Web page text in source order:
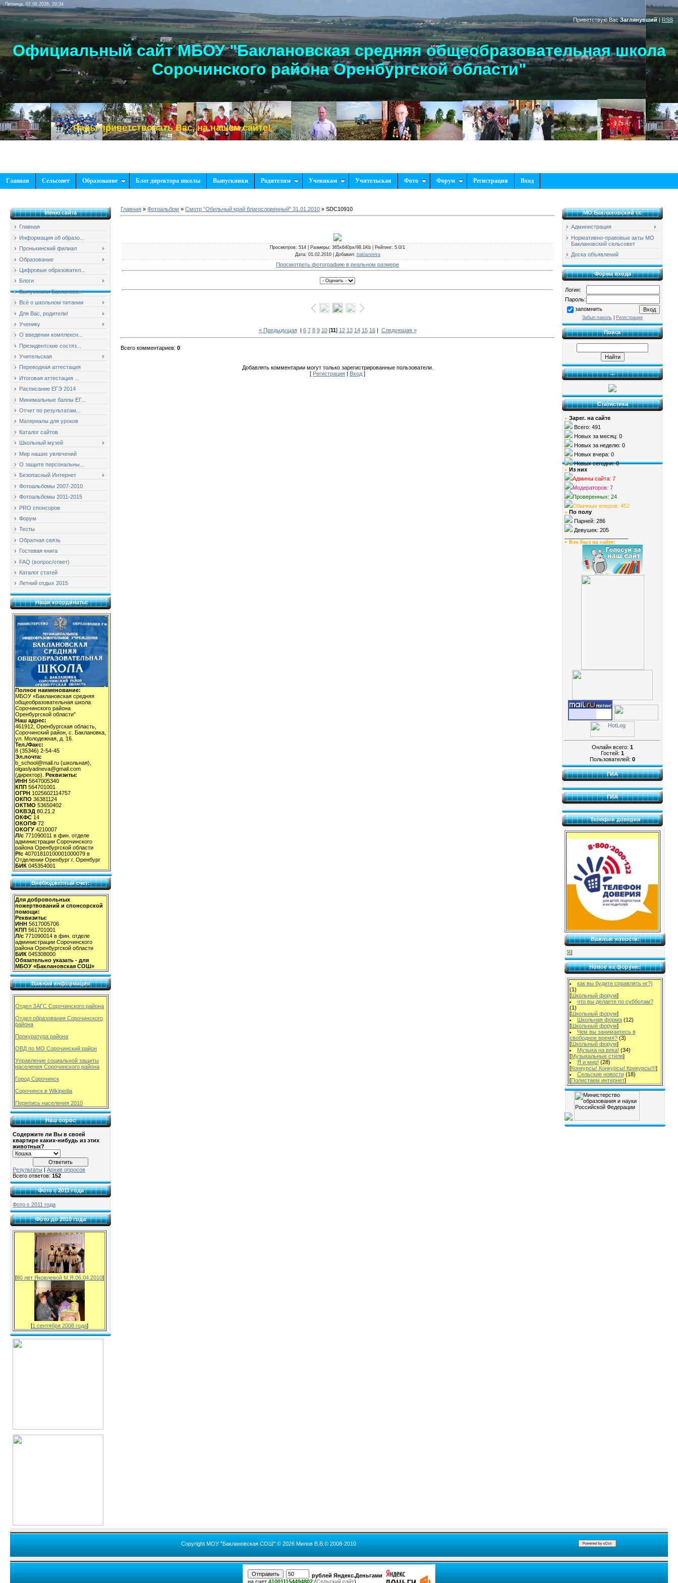
Пятница, 07.08.2026, 20:34
Приветствую Вас Заглянувший | RSS
Официальный сайт МБОУ "Баклановская средняя общеобразовательная школа
Сорочинского района Оренбургской области"
Рады приветствовать Вас, на нашем сайте!
Главная Сельсовет Образование Блог директора школы Выпускники Родителям Ученикам Учительская Фото Форум Регистрация Вход
Меню сайта
Главная
Информация об образо...
Пронькинский филиал
Образование
Цифровые образовател...
Блоги
Выпускники Баклановс...
Всё о школьном питании
Для Вас, родители!
Ученику
О введении комплексн...
Президентские состяз...
Учительская
Переводная аттестация
Итоговая аттестация ...
Расписание ЕГЭ 2014
Минимальные баллы ЕГ...
Отчет по результатам...
Материалы для уроков
Каталог сайтов
Школьный музей
Мир наших увлечений
О защите персональны...
Безопасный Интернет
Фотоальбомы 2007-2010
Фотоальбомы 2011-2015
PRO спонсоров
Форум
Тесты
Обратная связь
Гостевая книга
FAQ (вопрос/ответ)
Каталог статей
Летний отдых 2015
Наши координаты:
Полное наименование:
МБОУ «Баклановская средняя
общеобразовательная школа
Сорочинского района
Оренбургской области"
Наш адрес:
461912, Оренбургская область,
Сорочинский район, с. Баклановка,
ул. Молодежная, д. 16.
Тел./Факс:
8 (35346) 2-54-45
Эл.почта:
b_school@mail.ru (школьная),
olgaslyadneva@gmail.com
(директор). Реквизиты:
ИНН 5647005340
КПП 564701001
ОГРН 1025602114757
ОКПО 36381124
ОКТМО 53650402
ОКВЭД 80.21.2
ОКФС 14
ОКОПФ 72
ОКОГУ 4210007
Л/с 771090011 в фин. отделе
администрации Сорочинского
района Оренбургской области
Р/с 40701810100001000079 в
Отделении Оренбург г. Оренбург
БИК 045354001
Внебюджетный счет:
Для добровольных
пожертвований и спонсорской
помощи:
Реквизиты:
ИНН 5617005706
КПП 561701001
Л/с 771090014 в фин. отделе
администрации Сорочинского
района Оренбургской области
БИК 045308000
Обязательно указать - для
МБОУ «Баклановская СОШ»
Важная информация
Отдел ЗАГС Сорочинского района
Отдел образования Сорочинского
района
Прокуратура района
ОВД по МО Сорочинский район
Управление социальной защиты
населения Сорочинского района
Город Сорочинск
Сорочинск в Wikipedia
Перепись населения 2010
Наш опрос
Содержите ли Вы в своей
квартире каких-нибудь из этих
животных?
Результаты
Архив опросов
Всего ответов: 152
Фото с 2011 года
Фото с 2011 года
Фото до 2010 года
[80 лет Яковлевой М.Я.06.04.2010]
[1 сентября 2008 года]
Главная » Фотоальбом » Смотр "Обильный край благословенный" 31.01.2010 » SDC10910
Просмотров: 514 | Размеры: 365x640px/98.1Kb | Рейтинг: 5.0/1
Дата: 01.02.2010 | Добавил: baklanovka
Просмотреть фотографию в реальном размере
« Предыдущая| 6 7 8 9 10[11] 12 13 14 15 16| Следующая »
Всего комментариев: 0
Добавлять комментарии могут только зарегистрированные пользователи.
[ Регистрация | Вход ]
МО Баклановский сс
Администрация
Нормативно-правовые акты МО
Баклановский сельсовет
Доска объявлений
Форма входа
Логин:
Пароль:
запомнить
Забыл пароль Регистрация
Поиск
...
Статистика
» Зарег. на сайте
Всего: 491
Новых за месяц: 0
Новых за неделю: 0
Новых вчера: 0
Новых сегодня: 0
» Из них
Админы сайта: 7
Модераторов: 7
Проверенных: 24
Обычных юзеров: 452
» По полу
Парней: 286
Девушек: 205
» Кто был на сайте:
Онлайн всего: 1
Гостей: 1
Пользователей: 0
ГИА
ГИА
Телефон доверия
Важные новости:
Новое на форуме:
как вы будите справлять нг?)
(1)
[Школьный форум]
что вы делаете по субботам?
(1)
[Школьный форум]
Школьная форма (12)
[Школьный форум]
Чем вы занимаетесь в
свободное время? (3)
[Школьный форум]
Музыка на века! (34)
[Музыкальные стили]
Я и мир! (28)
[Конкурсы! Конкурсы! Конкурсы!!!]
Сельские новости (18)
[Полистаем интернет]
Copyright МОУ "Баклановская СОШ" © 2026 Милов В.В.© 2008-2010
рублей Яндекс.Деньгами
на счет 410011154494802 (Сельский сайт)